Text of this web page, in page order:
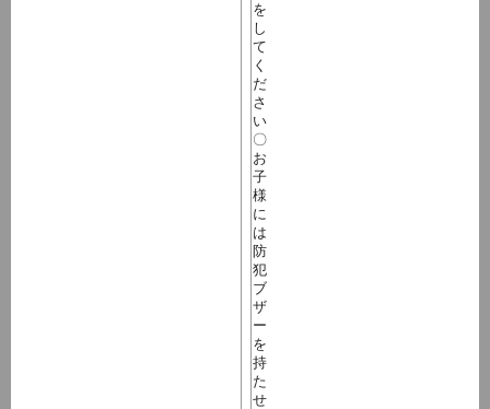
を
し
て
く
だ
さ
い
〇
お
子
様
に
は
防
犯
ブ
ザ
ー
を
持
た
せ